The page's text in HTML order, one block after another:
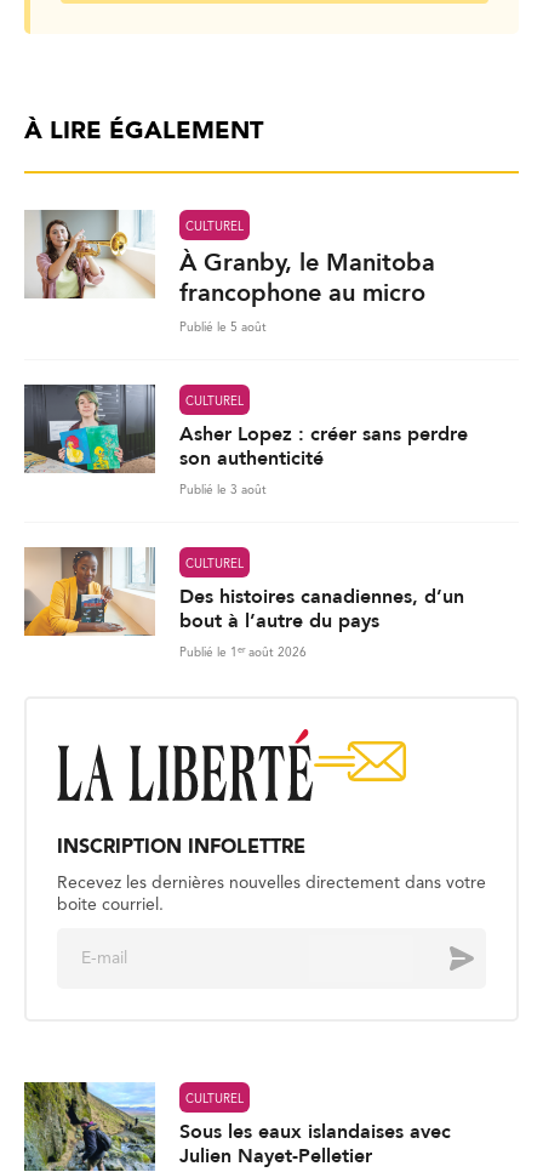
À LIRE ÉGALEMENT
CULTUREL
À Granby, le Manitoba
francophone au micro
Publié le 5 août
CULTUREL
Asher Lopez : créer sans perdre
son authenticité
Publié le 3 août
CULTUREL
Des histoires canadiennes, d’un
bout à l’autre du pays
Publié le 1 er août 2026
INSCRIPTION INFOLETTRE
Recevez les dernières nouvelles directement dans votre
boite courriel.
Envoyer
CULTUREL
Sous les eaux islandaises avec
Julien Nayet-Pelletier